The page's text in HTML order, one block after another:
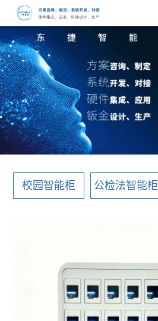
校园智能柜 公检法智能柜